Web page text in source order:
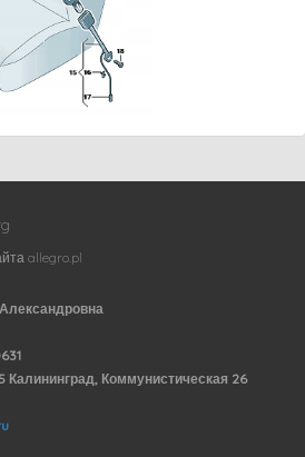
allegro.pl
Калининград, Коммунистическая 26